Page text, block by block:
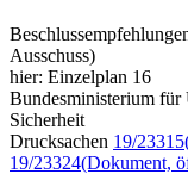
Ausschuss)
hier: Einzelplan 16
Bundesministerium für
Sicherheit
Drucksachen 19/23315
19/23324(Dokument,